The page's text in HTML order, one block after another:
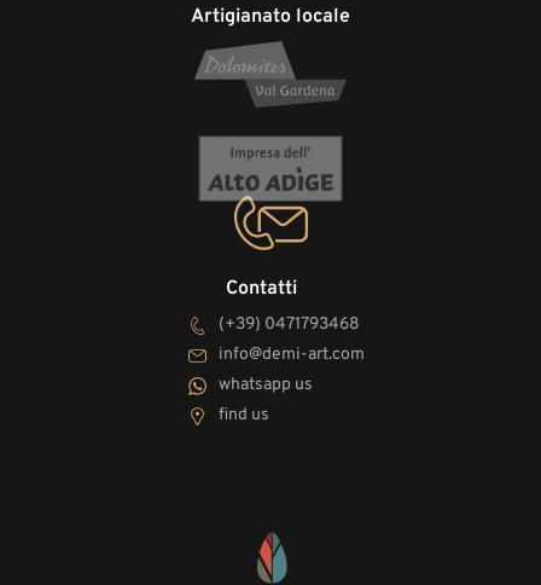
Contatti
(+39) 0471793468
info@demi-art.com
whatsapp us
find us
Artigianato locale